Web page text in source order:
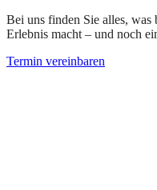
Bei uns finden Sie alles, was
Erlebnis macht – und noch
Termin vereinbaren